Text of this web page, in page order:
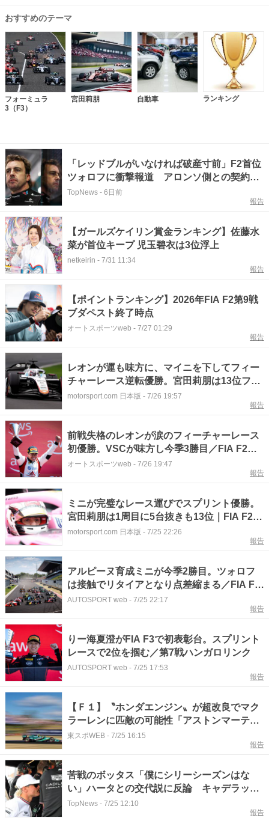
おすすめのテーマ
フォーミュラ
3（F3）
宮田莉朋 自動車 ランキング
「レッドブルがいなければ破産寸前」F2首位
ツォロフに衝撃報道 アロンソ側との契約で
負債
TopNews - 6日前
報告
【ガールズケイリン賞金ランキング】佐藤水
菜が首位キープ 児玉碧衣は3位浮上
netkeirin - 7/31 11:34
報告
【ポイントランキング】2026年FIA F2第9戦
ブダペスト終了時点
オートスポーツweb - 7/27 01:29
報告
レオンが運も味方に、マイニを下してフィー
チャーレース逆転優勝。宮田莉朋は13位フィ
ニッシュ｜F2ハンガロリンク
motorsport.com 日本版 - 7/26 19:57
報告
前戦失格のレオンが涙のフィーチャーレース
初優勝。VSCが味方し今季3勝目／FIA F2第9
戦
オートスポーツweb - 7/26 19:47
報告
ミニが完璧なレース運びでスプリント優勝。
宮田莉朋は1周目に5台抜きも13位｜FIA F2ハ
ンガロリンク
motorsport.com 日本版 - 7/25 22:26
報告
アルピーヌ育成ミニが今季2勝目。ツォロフ
は接触でリタイアとなり点差縮まる／FIA F2
第9戦レース1
AUTOSPORT web - 7/25 22:17
報告
りー海夏澄がFIA F3で初表彰台。スプリント
レースで2位を掴む／第7戦ハンガロリンク
AUTOSPORT web - 7/25 17:53
報告
【Ｆ１】〝ホンダエンジン〟が超改良でマク
ラーレンに匹敵の可能性「アストンマーティ
ンの飛躍か」
東スポWEB - 7/25 16:15
報告
苦戦のボッタス「僕にシリーシーズンはな
い」ハータとの交代説に反論 キャデラック
代表も擁護
TopNews - 7/25 12:10
報告